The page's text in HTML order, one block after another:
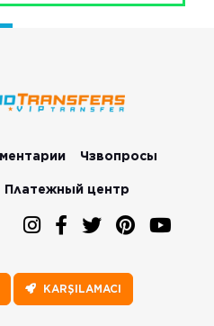
Чзвопросы
Платежный центр
KARŞILAMACI